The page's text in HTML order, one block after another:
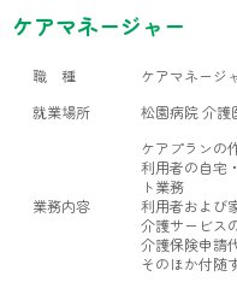
ケアマネージャー
職 種
ケアマネージ
就業場所
松園病院 介護
業務内容
ケアプランの
利用者の自宅
ト業務
利用者および
介護サービス
介護保険申請
そのほか付随